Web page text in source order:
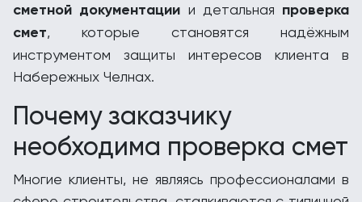
сметной документации и детальная проверка
смет, которые становятся надёжным
инструментом защиты интересов клиента в
Набережных Челнах.
Почему заказчику
необходима проверка смет
Многие клиенты, не являясь профессионалами в